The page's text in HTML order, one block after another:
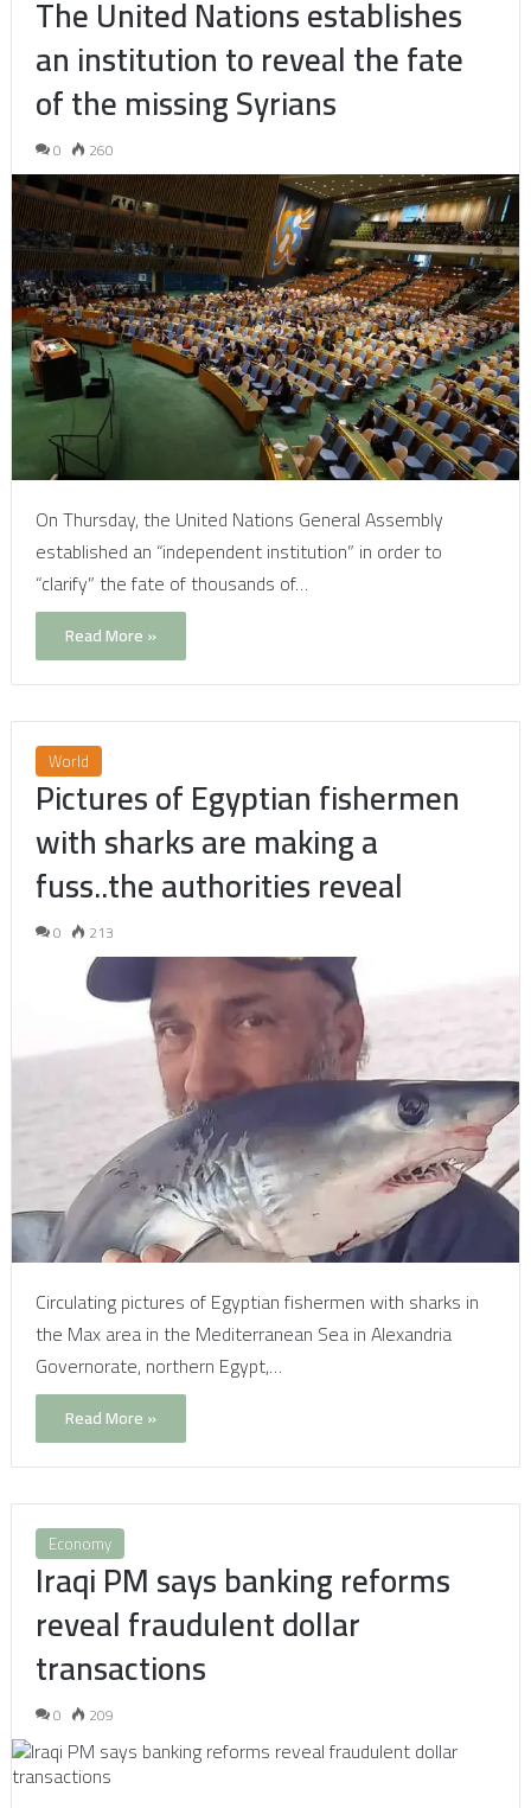
The United Nations establishes
an institution to reveal the fate
of the missing Syrians
0 260
On Thursday, the United Nations General Assembly
established an “independent institution” in order to
“clarify” the fate of thousands of…
Read More »
World
Pictures of Egyptian fishermen
with sharks are making a
fuss..the authorities reveal
0 213
Circulating pictures of Egyptian fishermen with sharks in
the Max area in the Mediterranean Sea in Alexandria
Governorate, northern Egypt,…
Read More »
Economy
Iraqi PM says banking reforms
reveal fraudulent dollar
transactions
0 209